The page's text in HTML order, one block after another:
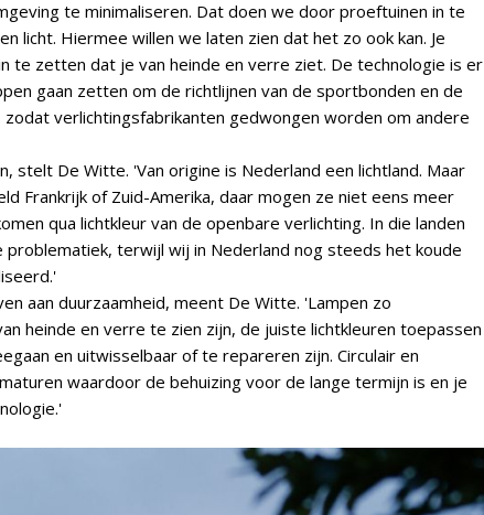
te minimaliseren. Dat doen we door proeftuinen in te
licht. Hiermee willen we laten zien dat het zo ook kan. Je
te zetten dat je van heinde en verre ziet. De technologie is er
gaan zetten om de richtlijnen van de sportbonden en de
verlichtingsfabrikanten gedwongen worden om andere
stelt De Witte. 'Van origine is Nederland een lichtland. Maar
Frankrijk of Zuid-Amerika, daar mogen ze niet eens meer
qua lichtkleur van de openbare verlichting. In die landen
problematiek, terwijl wij in Nederland nog steeds het koude
aan duurzaamheid, meent De Witte. 'Lampen zo
heinde en verre te zien zijn, de juiste lichtkleuren toepassen
en uitwisselbaar of te repareren zijn. Circulair en
waardoor de behuizing voor de lange termijn is en je